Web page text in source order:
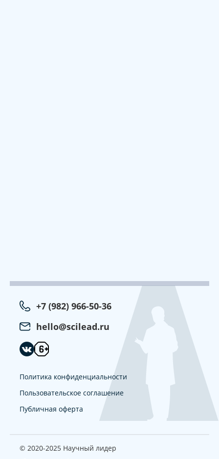
+7 (982) 966-50-36
hello@scilead.ru
Политика конфиденциальности
Пользовательское соглашение
Публичная оферта
© 2020-2025 Научный лидер